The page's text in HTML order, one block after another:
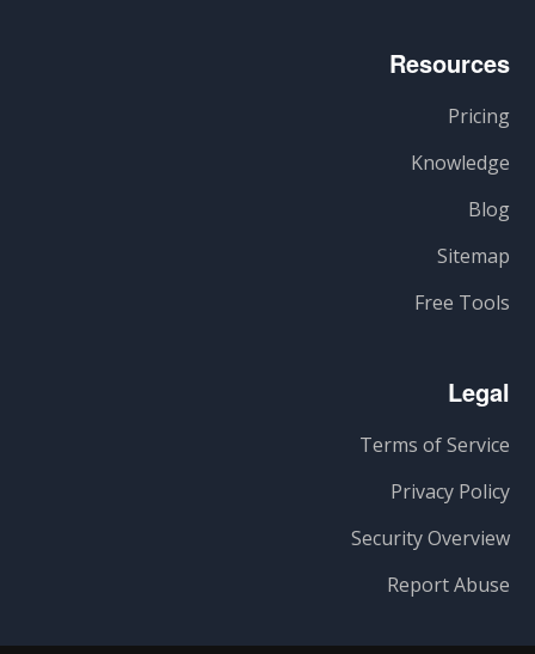
Resources
Pricing
Knowledge
Blog
Sitemap
Free Tools
Legal
Terms of Service
Privacy Policy
Security Overview
Report Abuse